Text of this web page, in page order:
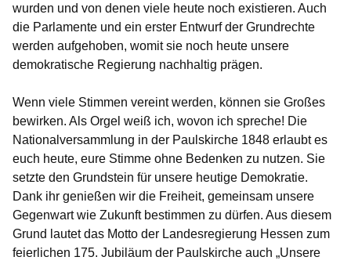
wurden und von denen viele heute noch existieren. Auch
die Parlamente und ein erster Entwurf der Grundrechte
werden aufgehoben, womit sie noch heute unsere
demokratische Regierung nachhaltig prägen.
Wenn viele Stimmen vereint werden, können sie Großes
bewirken. Als Orgel weiß ich, wovon ich spreche! Die
Nationalversammlung in der Paulskirche 1848 erlaubt es
euch heute, eure Stimme ohne Bedenken zu nutzen. Sie
setzte den Grundstein für unsere heutige Demokratie.
Dank ihr genießen wir die Freiheit, gemeinsam unsere
Gegenwart wie Zukunft bestimmen zu dürfen. Aus diesem
Grund lautet das Motto der Landesregierung Hessen zum
feierlichen 175. Jubiläum der Paulskirche auch „Unsere